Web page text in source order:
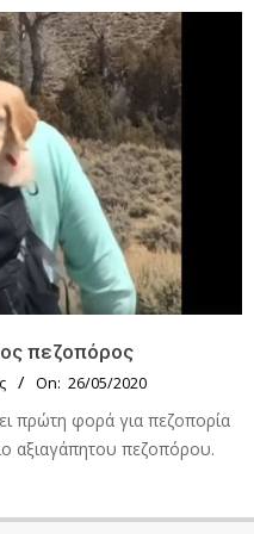
πεζοπόρος
On: 26/05/2020
πρώτη φορά για πεζοπορία
αξιαγάπητου πεζοπόρου.